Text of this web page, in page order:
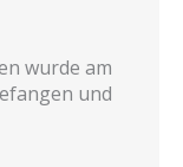
wurde am
und